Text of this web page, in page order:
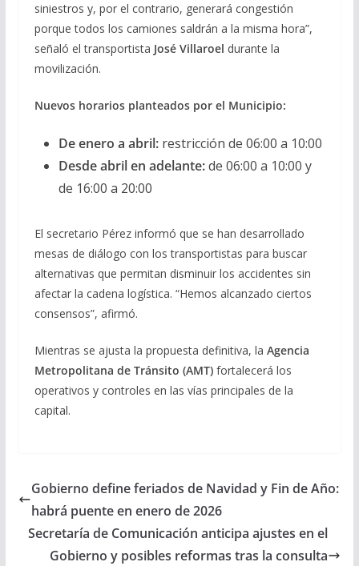
siniestros y, por el contrario, generará congestión
porque todos los camiones saldrán a la misma hora”,
señaló el transportista José Villaroel durante la
movilización.
Nuevos horarios planteados por el Municipio:
De enero a abril:restricción de 06:00 a 10:00
Desde abril en adelante:de 06:00 a 10:00 y
de 16:00 a 20:00
El secretario Pérez informó que se han desarrollado
mesas de diálogo con los transportistas para buscar
alternativas que permitan disminuir los accidentes sin
afectar la cadena logística. “Hemos alcanzado ciertos
consensos”, afirmó.
Mientras se ajusta la propuesta definitiva, la Agencia
Metropolitana de Tránsito (AMT)fortalecerá los
operativos y controles en las vías principales de la
capital.
Gobierno define feriados de Navidad y Fin de Año:
habrá puente en enero de 2026
Secretaría de Comunicación anticipa ajustes en el
Gobierno y posibles reformas tras la consulta